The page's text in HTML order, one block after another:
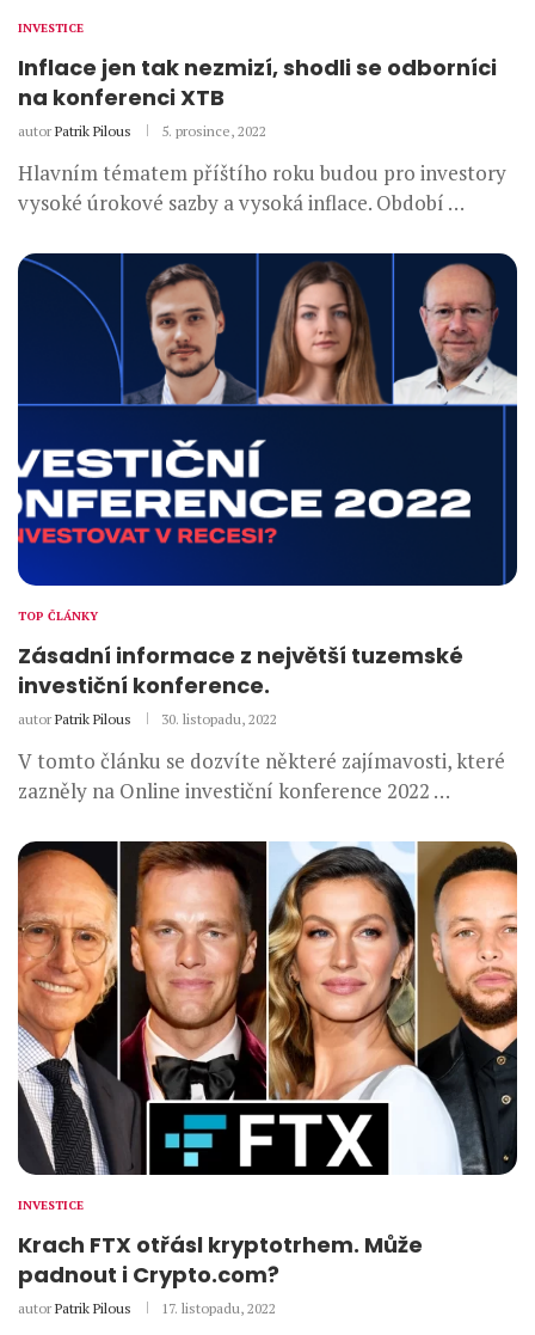
INVESTICE
Inflace jen tak nezmizí, shodli se odborníci
na konferenci XTB
autor Patrik Pilous 5. prosince, 2022
Hlavním tématem příštího roku budou pro investory
vysoké úrokové sazby a vysoká inflace. Období …
TOP ČLÁNKY
Zásadní informace z největší tuzemské
investiční konference.
autor Patrik Pilous 30. listopadu, 2022
V tomto článku se dozvíte některé zajímavosti, které
zazněly na Online investiční konference 2022 …
INVESTICE
Krach FTX otřásl kryptotrhem. Může
padnout i Crypto.com?
autor Patrik Pilous 17. listopadu, 2022